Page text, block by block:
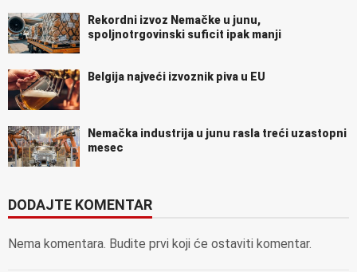
Rekordni izvoz Nemačke u junu,
spoljnotrgovinski suficit ipak manji
Belgija najveći izvoznik piva u EU
Nemačka industrija u junu rasla treći uzastopni
mesec
DODAJTE KOMENTAR
Nema komentara. Budite prvi koji će ostaviti komentar.